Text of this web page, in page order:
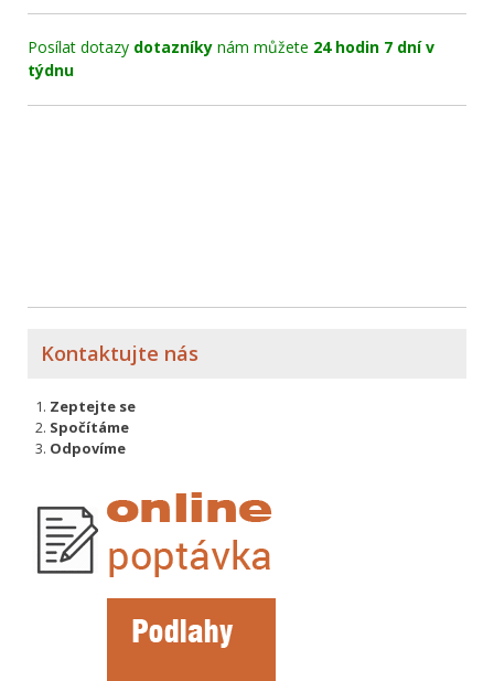
Posílat dotazy dotazníky nám můžete 24 hodin 7 dní v
týdnu
Kontaktujte nás
Zeptejte se
Spočítáme
Odpovíme